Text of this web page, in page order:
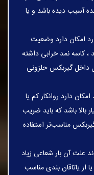
آسیب دیده باشد و یا
امکان دارد وضعیت
کاسه نمد خرابی داشته
داخل گیربکس حلزونی
دارد روانکار کم یا
بالا باشد که باید ضریب
مناسب‌تر استفاده
علت آن بار شعاعی زیاد
از یاتاقان بندی مناسب